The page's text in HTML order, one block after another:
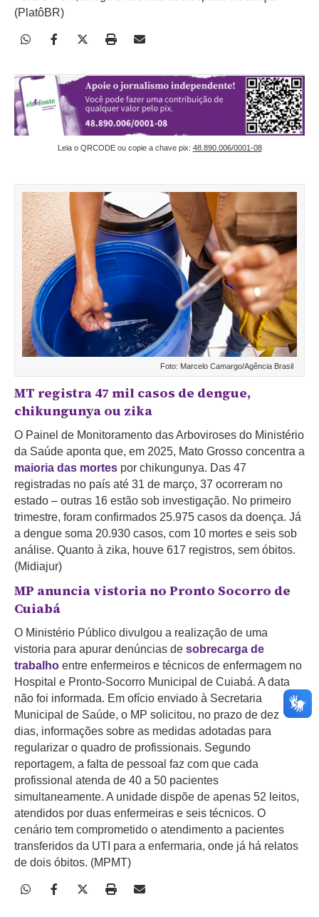
(PlatôBR)
Leia o QRCODE ou copie a chave pix: 48.890.006/0001-08
Foto: Marcelo Camargo/Agência Brasil
MT registra 47 mil casos de dengue,
chikungunya ou zika
O Painel de Monitoramento das Arboviroses do Ministério
da Saúde aponta que, em 2025, Mato Grosso concentra a
maioria das mortes por chikungunya. Das 47
registradas no país até 31 de março, 37 ocorreram no
estado – outras 16 estão sob investigação. No primeiro
trimestre, foram confirmados 25.975 casos da doença. Já
a dengue soma 20.930 casos, com 10 mortes e seis sob
análise. Quanto à zika, houve 617 registros, sem óbitos.
(Midiajur)
MP anuncia vistoria no Pronto Socorro de
Cuiabá
O Ministério Público divulgou a realização de uma
vistoria para apurar denúncias de sobrecarga de
trabalho entre enfermeiros e técnicos de enfermagem no
Hospital e Pronto-Socorro Municipal de Cuiabá. A data
não foi informada. Em ofício enviado à Secretaria
Municipal de Saúde, o MP solicitou, no prazo de dez
dias, informações sobre as medidas adotadas para
regularizar o quadro de profissionais. Segundo
reportagem, a falta de pessoal faz com que cada
profissional atenda de 40 a 50 pacientes
simultaneamente. A unidade dispõe de apenas 52 leitos,
atendidos por duas enfermeiras e seis técnicos. O
cenário tem comprometido o atendimento a pacientes
transferidos da UTI para a enfermaria, onde já há relatos
de dois óbitos. (MPMT)